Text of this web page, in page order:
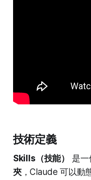
技術定義
Skills（技能） 是一
夾，Claude 可以動